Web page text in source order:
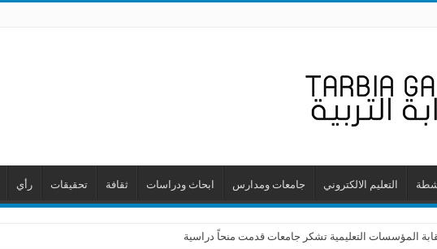
التعليم الالكتروني جامعات ومدارس ابحاث ودراسات ثقافة تحقيقات رأي
المؤسسات التعليمية تشكر جامعات قدمت منحاً دراسية